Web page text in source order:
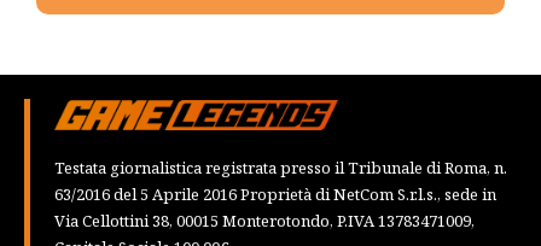
Testata giornalistica registrata presso il Tribunale di Roma, n.
63/2016 del 5 Aprile 2016 Proprietà di NetCom S.r.l.s., sede in
Via Cellottini 38, 00015 Monterotondo, P.IVA 13783471009,